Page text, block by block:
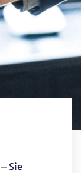
Sie